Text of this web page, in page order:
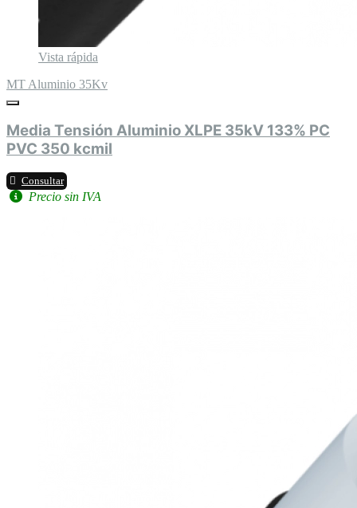
Vista rápida
MT Aluminio 35Kv
Media Tensión Aluminio XLPE 35kV 133% PC
PVC 350 kcmil
Consultar
Precio sin IVA